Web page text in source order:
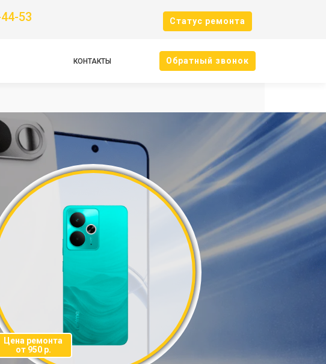
53 Cтатус ремонта
КОНТАКТЫ Oбратный звонок
Цена ремонта
от 950 р.